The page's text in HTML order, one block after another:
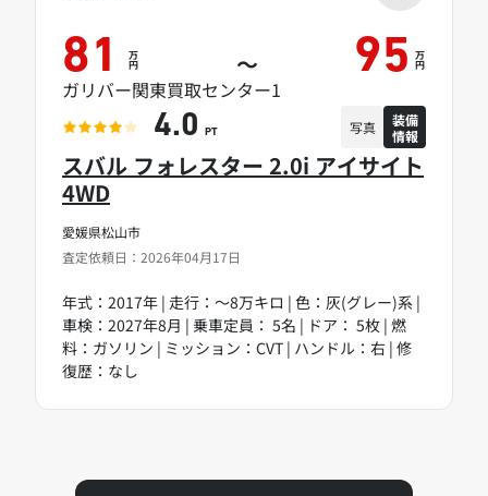
愛媛県松山市
査定依頼日：2026年04月17日
スバル フォレスター 2.0i アイサイト
4WD
年式：2017年 | 走行：～8万キロ | 色：灰(グレー)系 |
車検：2027年8月 | 乗車定員： 5名 | ドア： 5枚 | 燃
料：ガソリン | ミッション：CVT | ハンドル：右 | 修
復歴：なし
81 万
円 ～ 95 万
円
ガリバー関東買取センター1
4.0 PT 写真
装備
情報